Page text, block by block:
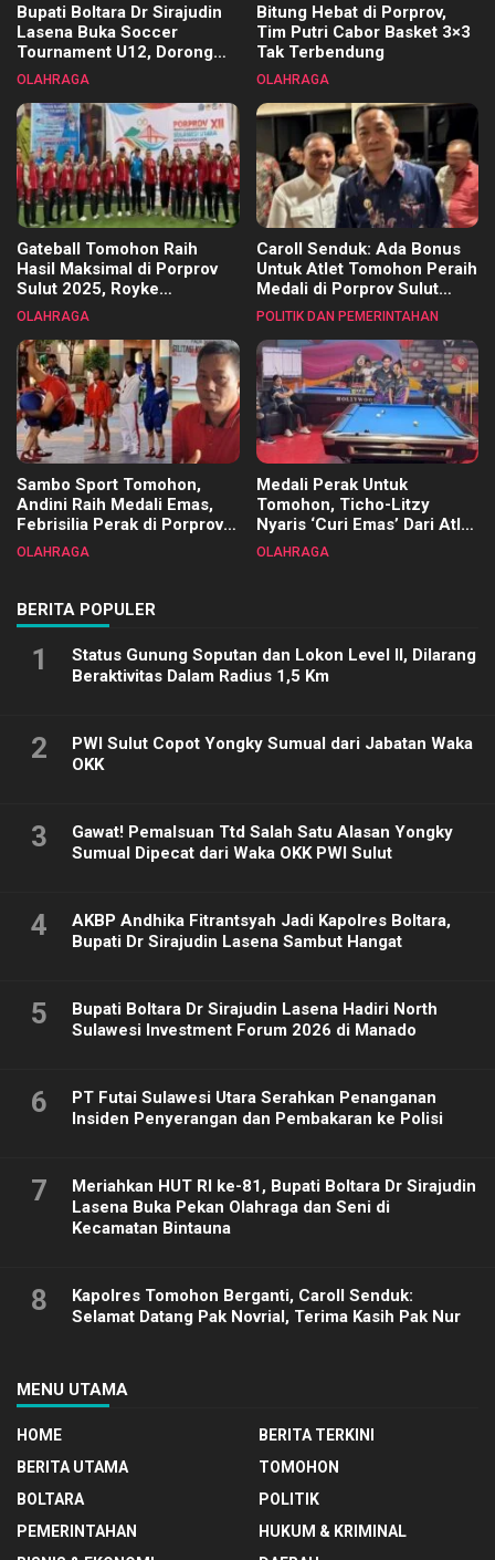
Bupati Boltara Dr Sirajudin
Lasena Buka Soccer
Tournament U12, Dorong
Pembinaan Merata di Setiap
OLAHRAGA
Bitung Hebat di Porprov,
Tim Putri Cabor Basket 3×3
Tak Terbendung
OLAHRAGA
Gateball Tomohon Raih
Hasil Maksimal di Porprov
Sulut 2025, Royke
Tangkawarouw Ucapkan
OLAHRAGA
Caroll Senduk: Ada Bonus
Untuk Atlet Tomohon Peraih
Medali di Porprov Sulut
2025
POLITIK DAN PEMERINTAHAN
Sambo Sport Tomohon,
Andini Raih Medali Emas,
Febrisilia Perak di Porprov
Sulut 2025
OLAHRAGA
Medali Perak Untuk
Tomohon, Ticho-Litzy
Nyaris ‘Curi Emas’ Dari Atlet
Biliar PON di Porprov Sulut
OLAHRAGA
BERITA POPULER
1
Status Gunung Soputan dan Lokon Level II, Dilarang
Beraktivitas Dalam Radius 1,5 Km
2
PWI Sulut Copot Yongky Sumual dari Jabatan Waka
OKK
3
Gawat! Pemalsuan Ttd Salah Satu Alasan Yongky
Sumual Dipecat dari Waka OKK PWI Sulut
4
AKBP Andhika Fitrantsyah Jadi Kapolres Boltara,
Bupati Dr Sirajudin Lasena Sambut Hangat
5
Bupati Boltara Dr Sirajudin Lasena Hadiri North
Sulawesi Investment Forum 2026 di Manado
6
PT Futai Sulawesi Utara Serahkan Penanganan
Insiden Penyerangan dan Pembakaran ke Polisi
7
Meriahkan HUT RI ke-81, Bupati Boltara Dr Sirajudin
Lasena Buka Pekan Olahraga dan Seni di
Kecamatan Bintauna
8
Kapolres Tomohon Berganti, Caroll Senduk:
Selamat Datang Pak Novrial, Terima Kasih Pak Nur
MENU UTAMA
HOME
BERITA TERKINI
BERITA UTAMA
TOMOHON
BOLTARA
POLITIK
PEMERINTAHAN
HUKUM & KRIMINAL